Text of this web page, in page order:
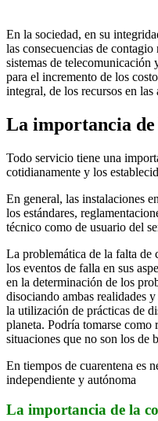
En la sociedad, en su
las consecuencias de
sistemas de
para el incremento de los
integral, de los recursos en
La importancia
Todo servicio tiene una
cotidianamente y los
En general, las instalaciones
los estándares,
técnico como de usuario del
La problemática de la falta de
los eventos de falla en sus
en la determinación de los
disociando ambas realidades
la utilización de prácticas de
planeta. Podría tomarse como
situaciones que no son los de
En tiempos de cuarentena es
independiente y autónoma
La importancia de la